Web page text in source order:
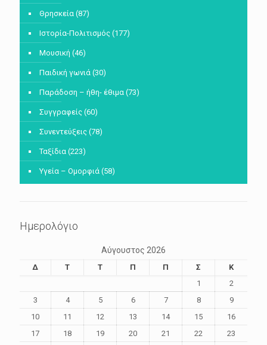
Θρησκεία (87)
Ιστορία-Πολιτισμός (177)
Μουσική (46)
Παιδική γωνιά (30)
Παράδοση – ήθη- έθιμα (73)
Συγγραφείς (60)
Συνεντεύξεις (78)
Ταξίδια (223)
Υγεία – Ομορφιά (58)
Ημερολόγιο
Αύγουστος 2026
Δ Τ Τ Π Π Σ
Κ
1
2
3
4 5 6 7 8
9
10
11 12 13 14 15
16
17
18 19 20 21 22 23